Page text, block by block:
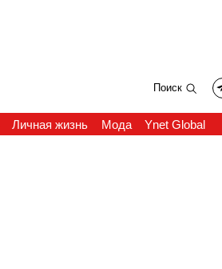
Поиск
Личная жизнь Мода Ynet Global